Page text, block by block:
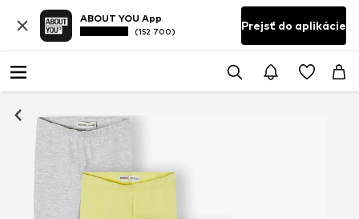
ABOUT YOU App
(152 700) Prejsť do aplikácie